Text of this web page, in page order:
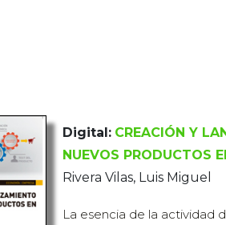
Digital: CREACIÓN Y
NUEVOS PRODUCTOS
Rivera Vilas, Luis Miguel
La esencia de la actividad